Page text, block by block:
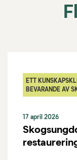
ETT
BEVARANDE AV
17 april 2026